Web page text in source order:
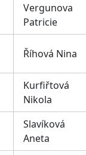
Vergunova
Patricie
Říhová Nina
Kurfiřtová
Nikola
Slavíková
Aneta